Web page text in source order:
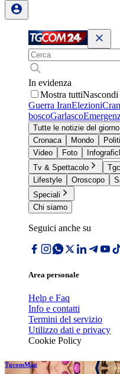
In evidenza
Mostra tuttiNascondi
Guerra IranElezioni
boscoGarlasco
Tutte le notizie del giorno
Cronaca
Mondo
Video
Foto
Tv & Spettacolo
Lifestyle
Oroscopo
Speciali
Chi siamo
Seguici anche su
Area personale
Help e Faq
Info e contatti
Termini del servizio
Utilizzo dati e privacy
Cookie Policy
TgcomMag